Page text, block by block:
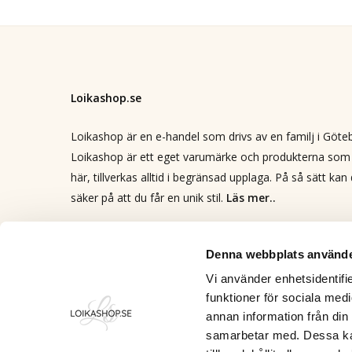
Denna webbplats
Vi använder
funktioner för sociala
annan information från
samarbetar med. Dessa
Loikashop.se
Loikashop är en e-handel som drivs av en familj i
Loikashop är ett eget varumärke och produkterna
här, tillverkas alltid i begränsad upplaga. På så sätt kan
säker på att du får en unik stil. Läs mer..
Facebook
Instagram